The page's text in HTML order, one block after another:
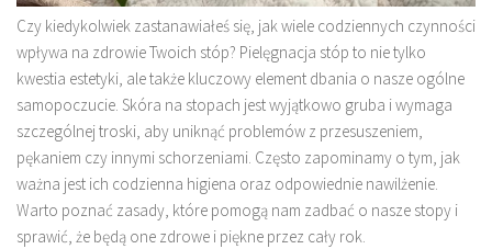
Czy kiedykolwiek zastanawiałeś się, jak wiele codziennych czynności
wpływa na zdrowie Twoich stóp? Pielęgnacja stóp to nie tylko
kwestia estetyki, ale także kluczowy element dbania o nasze ogólne
samopoczucie. Skóra na stopach jest wyjątkowo gruba i wymaga
szczególnej troski, aby uniknąć problemów z przesuszeniem,
pękaniem czy innymi schorzeniami. Często zapominamy o tym, jak
ważna jest ich codzienna higiena oraz odpowiednie nawilżenie.
Warto poznać zasady, które pomogą nam zadbać o nasze stopy i
sprawić, że będą one zdrowe i piękne przez cały rok.